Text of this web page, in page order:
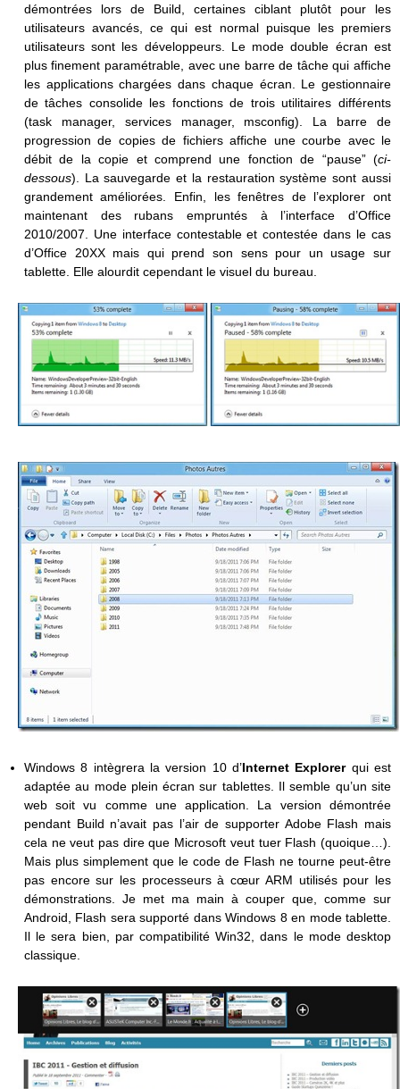
démontrées lors de Build, certaines ciblant plutôt pour les
utilisateurs avancés, ce qui est normal puisque les premiers
utilisateurs sont les développeurs. Le mode double écran est
plus finement paramétrable, avec une barre de tâche qui affiche
les applications chargées dans chaque écran. Le gestionnaire
de tâches consolide les fonctions de trois utilitaires différents
(task manager, services manager, msconfig). La barre de
progression de copies de fichiers affiche une courbe avec le
débit de la copie et comprend une fonction de “pause” (ci-
dessous). La sauvegarde et la restauration système sont aussi
grandement améliorées. Enfin, les fenêtres de l’explorer ont
maintenant des rubans empruntés à l’interface d’Office
2010/2007. Une interface contestable et contestée dans le cas
d’Office 20XX mais qui prend son sens pour un usage sur
tablette. Elle alourdit cependant le visuel du bureau.
Windows 8 intègrera la version 10 d’Internet Explorer qui est
adaptée au mode plein écran sur tablettes. Il semble qu’un site
web soit vu comme une application. La version démontrée
pendant Build n’avait pas l’air de supporter Adobe Flash mais
cela ne veut pas dire que Microsoft veut tuer Flash (quoique…).
Mais plus simplement que le code de Flash ne tourne peut-être
pas encore sur les processeurs à cœur ARM utilisés pour les
démonstrations. Je met ma main à couper que, comme sur
Android, Flash sera supporté dans Windows 8 en mode tablette.
Il le sera bien, par compatibilité Win32, dans le mode desktop
classique.